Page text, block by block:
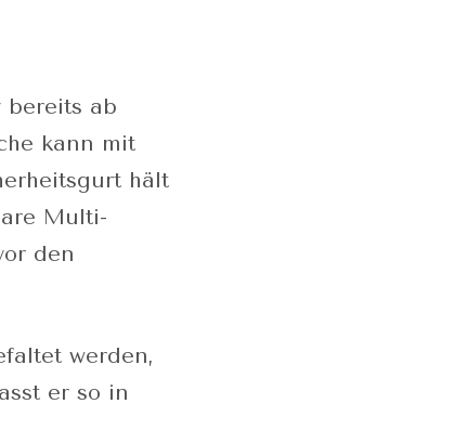
bereits ab
kann mit
hält
Multi-
den
werden,
er so in